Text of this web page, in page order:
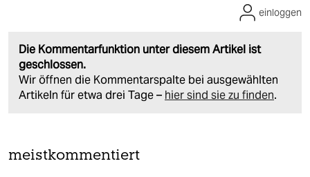
Die Kommentarfunktion unter diesem Artikel ist
geschlossen.
Wir öffnen die Kommentarspalte bei ausgewählten
Artikeln für etwa drei Tage – hier sind sie zu finden.
einloggen
meistkommentiert